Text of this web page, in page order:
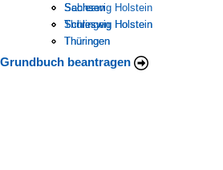
Schleswig Holstein
Thüringen
Grundbuch beantragen
Sachsen
Schleswig Holstein
Thüringen
Sachsen
Schleswig Holstein
Thüringen